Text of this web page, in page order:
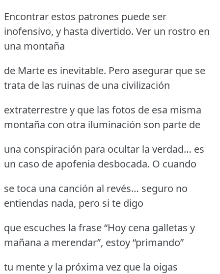
Encontrar estos patrones puede ser
inofensivo, y hasta divertido. Ver un rostro en
una montaña
de Marte es inevitable. Pero asegurar que se
trata de las ruinas de una civilización
extraterrestre y que las fotos de esa misma
montaña con otra iluminación son parte de
una conspiración para ocultar la verdad… es
un caso de apofenia desbocada. O cuando
se toca una canción al revés… seguro no
entiendas nada, pero si te digo
que escuches la frase “Hoy cena galletas y
mañana a merendar”, estoy “primando”
tu mente y la próxima vez que la oigas